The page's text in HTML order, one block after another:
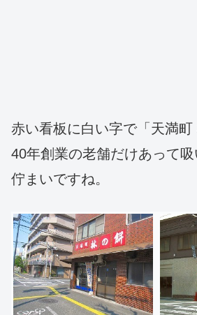
赤い看板に白い字で「天満
40年創業の老舗だけあって
佇まいですね。